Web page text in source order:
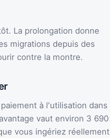
La prolongation donne
migrations depuis des
contre la montre.
à l'utilisation dans
vaut environ 3 690
vous ingériez réellement